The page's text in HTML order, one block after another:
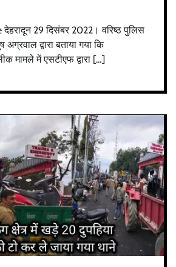
29 दिसंबर 2022। वरिष्ठ पुलिस
द्वारा बताया गया कि
मामले में एसटीएफ द्वारा […]